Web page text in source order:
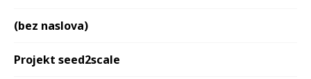
(bez naslova)
Projekt seed2scale